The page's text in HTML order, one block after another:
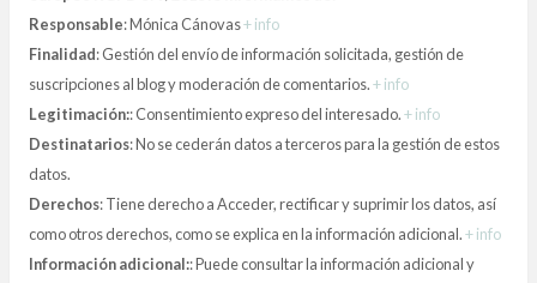
Responsable: Mónica Cánovas+ info
Finalidad: Gestión del envío de información solicitada, gestión de
suscripciones al blog y moderación de comentarios.+ info
Legitimación:: Consentimiento expreso del interesado.+ info
Destinatarios: No se cederán datos a terceros para la gestión de estos
datos.
Derechos: Tiene derecho a Acceder, rectificar y suprimir los datos, así
como otros derechos, como se explica en la información adicional.+ info
Información adicional:: Puede consultar la información adicional y